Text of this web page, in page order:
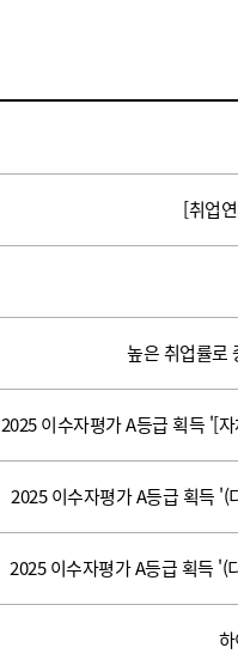
[취업
높은 취업률로
2025 이수자평가 A등급 획득 '[
2025 이수자평가 A등급 획득
2025 이수자평가 A등급 획득